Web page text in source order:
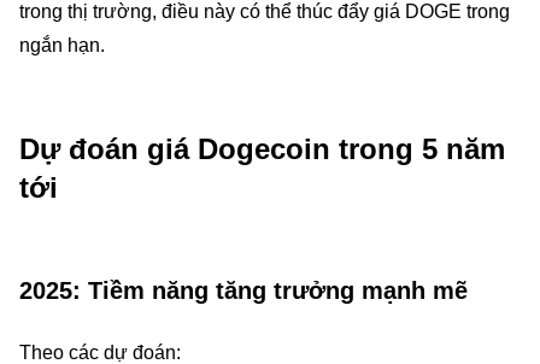
trong thị trường, điều này có thể thúc đẩy giá DOGE trong
ngắn hạn.
Dự đoán giá Dogecoin trong 5 năm
tới
2025: Tiềm năng tăng trưởng mạnh mẽ
Theo các dự đoán: